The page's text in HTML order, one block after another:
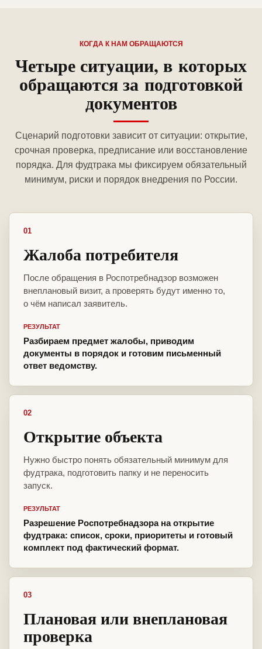
КОГДА К НАМ ОБРАЩАЮТСЯ
Четыре ситуации, в которых
обращаются за подготовкой
документов
Сценарий подготовки зависит от ситуации: открытие,
срочная проверка, предписание или восстановление
порядка. Для фудтрака мы фиксируем обязательный
минимум, риски и порядок внедрения по России.
01
Жалоба потребителя
После обращения в Роспотребнадзор возможен
внеплановый визит, а проверять будут именно то,
о чём написал заявитель.
РЕЗУЛЬТАТ
Разбираем предмет жалобы, приводим
документы в порядок и готовим письменный
ответ ведомству.
02
Открытие объекта
Нужно быстро понять обязательный минимум для
фудтрака, подготовить папку и не переносить
запуск.
РЕЗУЛЬТАТ
Разрешение Роспотребнадзора на открытие
фудтрака: список, сроки, приоритеты и готовый
комплект под фактический формат.
03
Плановая или внеплановая
проверка